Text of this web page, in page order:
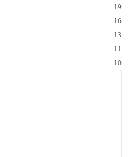
19
16
13
11
10